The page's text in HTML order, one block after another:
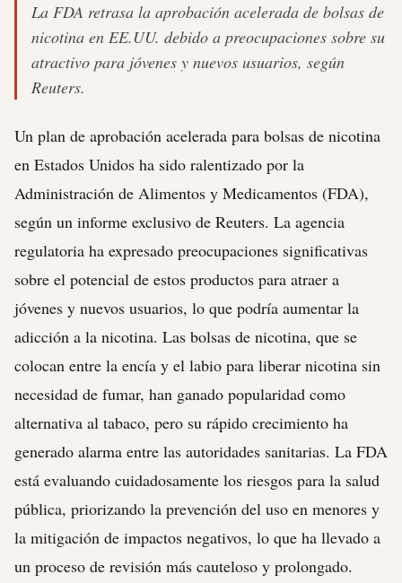
La FDA retrasa la aprobación acelerada de bolsas de
nicotina en EE.UU. debido a preocupaciones sobre su
atractivo para jóvenes y nuevos usuarios, según
Reuters.
Un plan de aprobación acelerada para bolsas de nicotina
en Estados Unidos ha sido ralentizado por la
Administración de Alimentos y Medicamentos (FDA),
según un informe exclusivo de Reuters. La agencia
regulatoria ha expresado preocupaciones significativas
sobre el potencial de estos productos para atraer a
jóvenes y nuevos usuarios, lo que podría aumentar la
adicción a la nicotina. Las bolsas de nicotina, que se
colocan entre la encía y el labio para liberar nicotina sin
necesidad de fumar, han ganado popularidad como
alternativa al tabaco, pero su rápido crecimiento ha
generado alarma entre las autoridades sanitarias. La FDA
está evaluando cuidadosamente los riesgos para la salud
pública, priorizando la prevención del uso en menores y
la mitigación de impactos negativos, lo que ha llevado a
un proceso de revisión más cauteloso y prolongado.